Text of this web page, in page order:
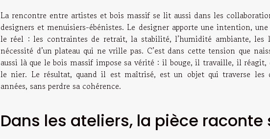
La rencontre entre artistes et bois massif se lit aussi dans les
designers et menuisiers-ébénistes. Le designer apporte une intention,
le réel : les contraintes de retrait, la stabilité, l’humidité ambiante, les
nécessité d’un plateau qui ne vrille pas. C’est dans cette tension que
aussi là que le bois massif impose sa vérité : il bouge, il travaille, il
le nier. Le résultat, quand il est maîtrisé, est un objet qui traverse les
années, sans perdre sa cohérence.
Dans les ateliers, la pièce raconte